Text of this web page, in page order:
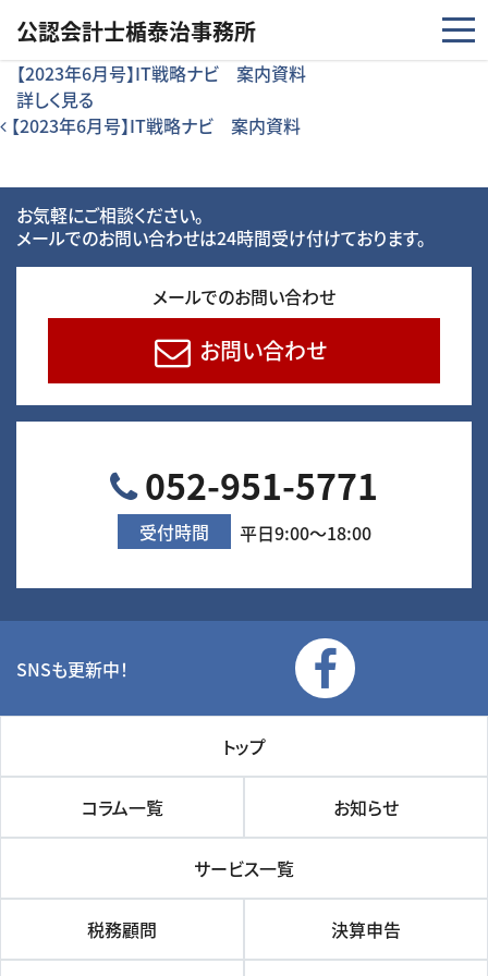
公認会計士楯泰治事務所
【2023年6月号】IT戦略ナビ 案内資料
詳しく見る
投稿ナビゲーション
【2023年6月号】IT戦略ナビ 案内資料
お気軽にご相談ください。
メールでのお問い合わせは24時間受け付けております。
メールでのお問い合わせ
お問い合わせ
052-951-5771
受付時間 平日9:00～18:00
SNSも更新中！
トップ
コラム一覧 お知らせ
サービス一覧
税務顧問 決算申告